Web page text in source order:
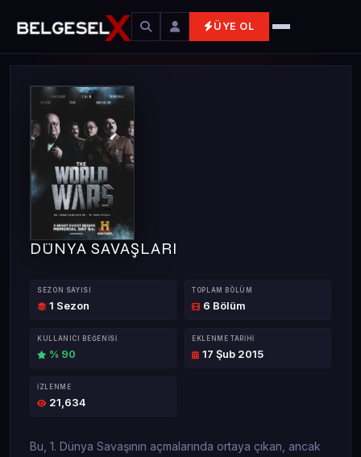
ÜYE OL
DÜNYA SAVAŞLARI
SEZON SAYISI
1 Sezon
TOPLAM BÖLÜM
6 Bölüm
KULLANICI BEĞENISI
% 90
EKLENME TARIHI
17 Şub 2015
İZLENME
21,634
Bu, 1. Dünya Savaşının açmalarında ortaya çıkan, ancak